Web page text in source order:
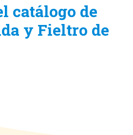
catálogo de
y Fieltro de